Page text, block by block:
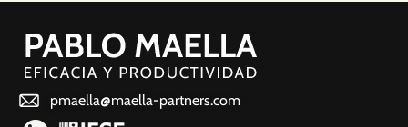
pmaella@maella-partners.com